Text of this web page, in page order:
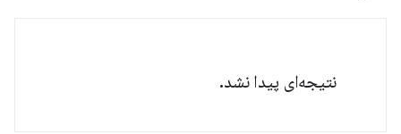
نتیجه‌ای پیدا نشد.